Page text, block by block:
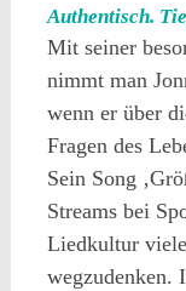
Authentisch.
Mit seiner
nimmt man
wenn er über
Fragen des
Sein Song
Streams bei
Liedkultur
wegzudenken.